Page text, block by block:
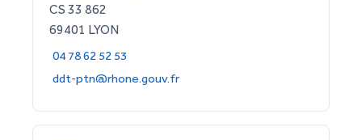
CS 33 862
69401 LYON
04 78 62 52 53
ddt-ptn@rhone.gouv.fr